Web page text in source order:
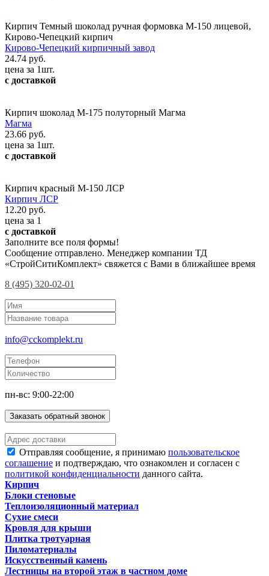
Кирпич Темный шоколад ручная формовка М-150 лицевой,
Кирово-Чепецкий кирпич
Кирово-Чепецкий кирпичный завод
24.74 руб.
цена за 1шт.
с доставкой
Кирпич шоколад М-175 полуторный Магма
Магма
23.66 руб.
цена за 1шт.
с доставкой
Кирпич красный М-150 ЛСР
Кирпич ЛСР
12.20 руб.
цена за 1
с доставкой
Заполните все поля формы!
Сообщение отправлено. Менеджер компании ТД
«СтройСитиКомплект» свяжется с Вами в ближайшее время
8 (495) 320-02-01
info@cckomplekt.ru
пн-вс: 9:00-22:00
Заказать обратный звонок
Отправляя сообщение, я принимаю пользовательское
соглашение и подтверждаю, что ознакомлен и согласен с
политикой конфиденциальности данного сайта.
Кирпич
Блоки стеновые
Теплоизоляционный материал
Сухие смеси
Кровля для крыши
Плитка тротуарная
Пиломатериалы
Искусственный камень
Лестницы на второй этаж в частном доме